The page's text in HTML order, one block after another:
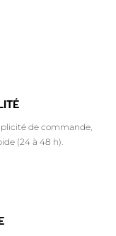
de commande,
(24 à 48 h).